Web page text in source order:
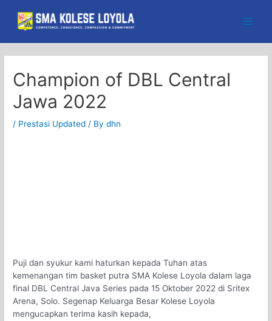
content
Champion of DBL Central
Jawa 2022
/ Prestasi Updated / Bydhn
Puji dan syukur kami haturkan kepada Tuhan atas
kemenangan tim basket putra SMA Kolese Loyola dalam laga
final DBL Central Java Series pada 15 Oktober 2022 di Sritex
Arena, Solo. Segenap Keluarga Besar Kolese Loyola
mengucapkan terima kasih kepada,